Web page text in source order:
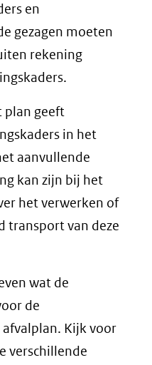
en
gezagen moeten
rekening
plan geeft
in het
aanvullende
kan zijn bij het
het verwerken of
transport van deze
wat de
de
Kijk voor
verschillende